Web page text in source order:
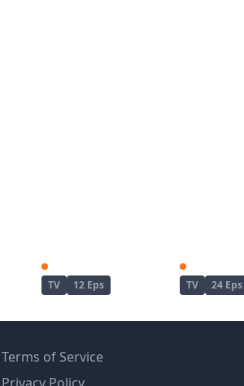
TV 12 Eps TV 24 Eps
Terms of Service